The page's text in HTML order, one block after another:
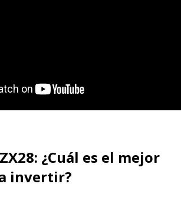
¿Cuál es el mejor
invertir?